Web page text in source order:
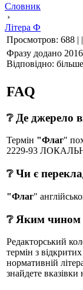
Словник
›
Літера Ф
Просмотров: 688 | |
Фразу додано
Відповідно:
FAQ
❔ Де джерело
Термін "Флаг"
2229-93
❔ Чи є
"Флаг"
❔ Яким чином
Редакторський
термін з
нормативній
знайдете